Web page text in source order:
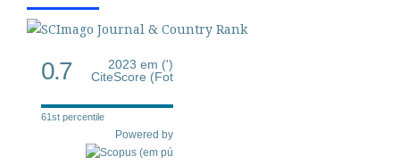
0.7
2023 em (')
CiteScore (Fot
61st percentile
Powered by